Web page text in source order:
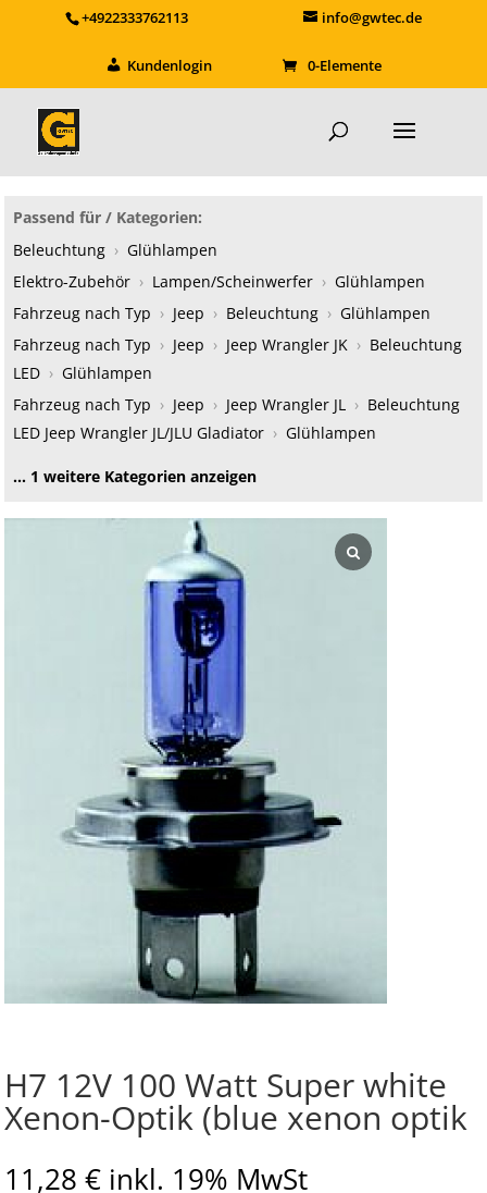
+4922333762113 info@gwtec.de
Kundenlogin 0-Elemente
Passend für / Kategorien:
Beleuchtung › Glühlampen
Elektro-Zubehör › Lampen/Scheinwerfer › Glühlampen
Fahrzeug nach Typ › Jeep › Beleuchtung › Glühlampen
Fahrzeug nach Typ › Jeep › Jeep Wrangler JK › Beleuchtung
LED › Glühlampen
Fahrzeug nach Typ › Jeep › Jeep Wrangler JL › Beleuchtung
LED Jeep Wrangler JL/JLU Gladiator › Glühlampen
… 1 weitere Kategorien anzeigen
H7 12V 100 Watt Super white
Xenon-Optik (blue xenon optik
11,28 € inkl. 19% MwSt